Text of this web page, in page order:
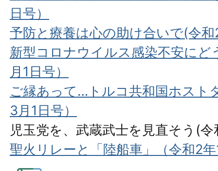
日号）
予防と療養は心の助け合いで(令
新型コロナウイルス感染不安に
月1日号）
ご縁あって…トルコ共和国ホスト
3月1日号）
児玉党を、武蔵武士を見直そう(
聖火リレーと「陸船車」（令和2